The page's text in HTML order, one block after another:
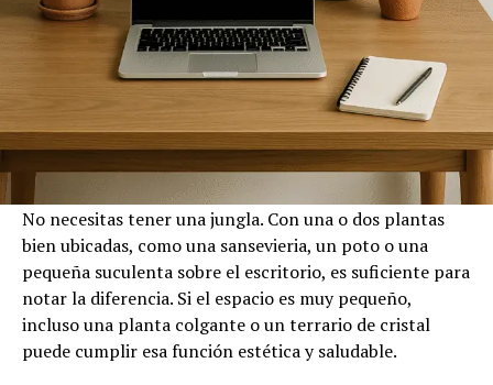
No necesitas tener una jungla. Con una o dos plantas
bien ubicadas, como una sansevieria, un poto o una
pequeña suculenta sobre el escritorio, es suficiente para
notar la diferencia. Si el espacio es muy pequeño,
incluso una planta colgante o un terrario de cristal
puede cumplir esa función estética y saludable.